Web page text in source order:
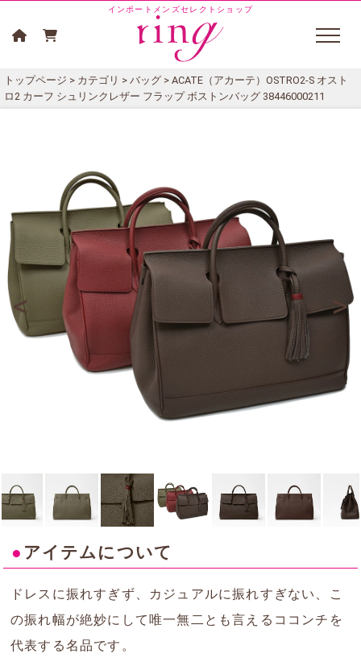
インポートメンズセレクトショップ
トップページ > カテゴリ > バッグ > ACATE（アカーテ）OSTRO2-S オスト
ロ2 カーフ シュリンクレザー フラップ ボストンバッグ 38446000211
● アイテムについて
ドレスに振れすぎず、カジュアルに振れすぎない、こ
の振れ幅が絶妙にして唯一無二とも言えるココンチを
代表する名品です。